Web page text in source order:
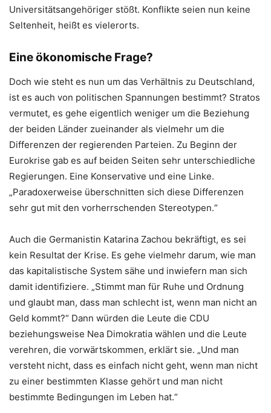
Universitätsangehöriger stößt. Konflikte seien nun keine
Seltenheit, heißt es vielerorts.
Eine ökonomische Frage?
Doch wie steht es nun um das Verhältnis zu Deutschland,
ist es auch von politischen Spannungen bestimmt? Stratos
vermutet, es gehe eigentlich weniger um die Beziehung
der beiden Länder zueinander als vielmehr um die
Differenzen der regierenden Parteien. Zu Beginn der
Eurokrise gab es auf beiden Seiten sehr unterschiedliche
Regierungen. Eine Konservative und eine Linke.
„Paradoxerweise überschnitten sich diese Differenzen
sehr gut mit den vorherrschenden Stereotypen.“
Auch die Germanistin Katarina Zachou bekräftigt, es sei
kein Resultat der Krise. Es gehe vielmehr darum, wie man
das kapitalistische System sähe und inwiefern man sich
damit identifiziere. „Stimmt man für Ruhe und Ordnung
und glaubt man, dass man schlecht ist, wenn man nicht an
Geld kommt?“ Dann würden die Leute die CDU
beziehungsweise Nea Dimokratia wählen und die Leute
verehren, die vorwärtskommen, erklärt sie. „Und man
versteht nicht, dass es einfach nicht geht, wenn man nicht
zu einer bestimmten Klasse gehört und man nicht
bestimmte Bedingungen im Leben hat.“